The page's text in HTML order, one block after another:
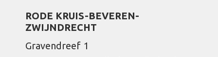
RODE KRUIS-BEVEREN-
ZWIJNDRECHT
Gravendreef 1